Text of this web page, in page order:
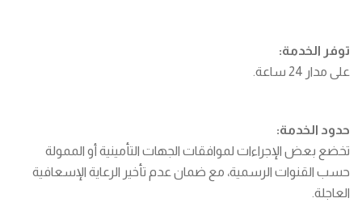
توفر الخدمة:
على مدار 24 ساعة.
حدود الخدمة:
تخضع بعض الإجراءات لموافقات الجهات التأمينية أو الممولة
حسب القنوات الرسمية، مع ضمان عدم تأخير الرعاية الإسعافية
العاجلة.